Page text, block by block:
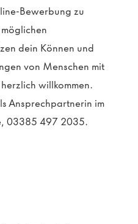
Bewerbung zu
dein Können und
von Menschen mit
willkommen.
Ansprechpartnerin im
03385 497 2035.